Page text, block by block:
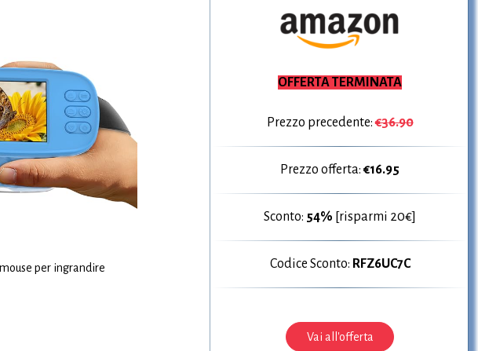
per ingrandire
OFFERTA TERMINATA
Prezzo precedente:€36.90
Prezzo offerta: €16.95
Sconto: 54% [risparmi 20€]
Codice Sconto: RFZ6UC7C
Vai all'offerta